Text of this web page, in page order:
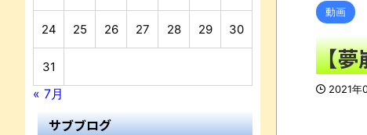
マ
動画
【夢
2021年
24 25 26 27 28 29 30
31
« 7月
サブブログ